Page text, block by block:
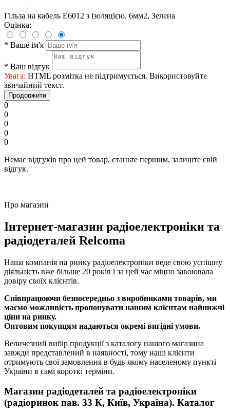
Гільза на кабель E6012 з ізоляцією, 6мм2, Зелена
Оцінка:
* Ваше ім'я
* Ваш відгук
Увага: HTML розмітка не підтримується. Використовуйте
звичайний текст.
Продовжити
0
0
0
0
0
Немає відгуків про цей товар, станьте першим, залиште свій
відгук.
Про магазин
Інтернет-магазин радіоелектроніки та
радіодеталей Relcoma
Наша компанія на ринку радіоелектроніки веде свою успішну
діяльність вже більше 20 років і за цей час міцно завоювала
довіру своїх клієнтів.
Співпрацюючи безпосередньо з виробниками товарів, ми
маємо можливість пропонувати нашим клієнтам найнижчі
ціни на ринку.
Оптовим покупцям надаються окремі вигідні умови.
Величезний вибір продукції з каталогу нашого магазина
завжди представлений в наявності, тому наші клієнти
отримують свої замовлення в будь-якому населеному пункті
України в самі короткі терміни.
Магазин радіодеталей та радіоелектроніки
(радіоринок пав. 33 К, Київ, Україна). Каталог